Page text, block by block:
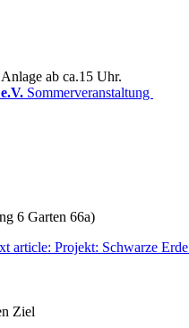
ab ca.15 Uhr.
Sommerveranstaltung
6 Garten 66a)
article: Projekt: Schwarze Erde
Ziel